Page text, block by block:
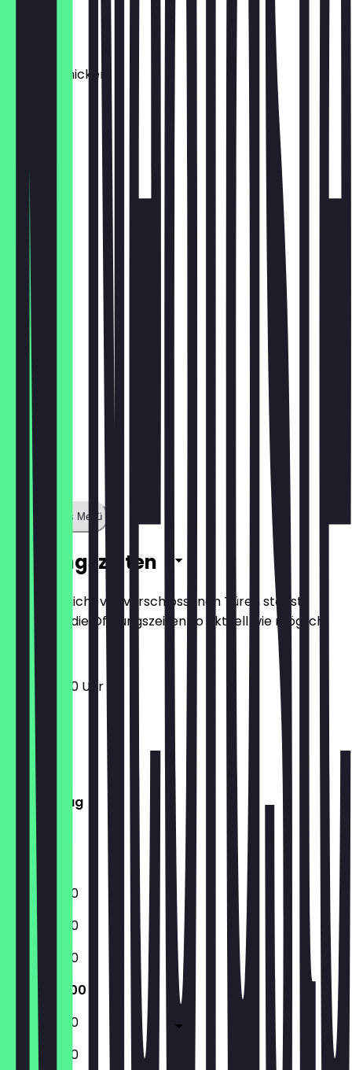
Planted Chicken
€ 2,95
€ 2,95
Pork
€ 2,95
Zeige ganzes Menü
Öffnungszeiten
Damit du nicht vor verschlossenen Türen stehst,
halten wir die Öffnungszeiten so aktuell wie möglich.
11:00 - 20:00 Uhr
Montag
Dienstag
Mittwoch
Donnerstag
Freitag
Samstag
Sonntag
11:00 - 20:00
11:00 - 20:00
11:00 - 20:00
11:00 - 20:00
11:00 - 20:00
11:00 - 20:00